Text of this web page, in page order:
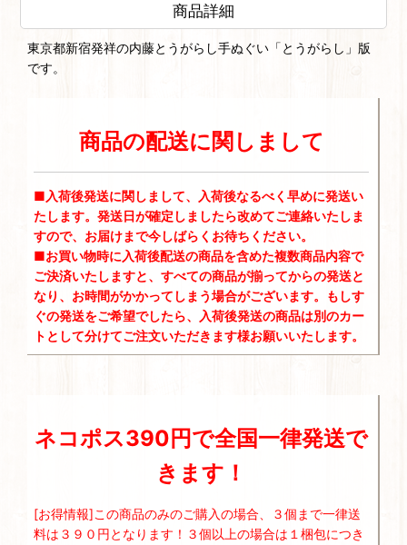
商品詳細
東京都新宿発祥の内藤とうがらし手ぬぐい「とうがらし」版
です。
商品の配送に関しまして
■入荷後発送に関しまして、入荷後なるべく早めに発送い
たします。発送日が確定しましたら改めてご連絡いたしま
すので、お届けまで今しばらくお待ちください。
■お買い物時に入荷後配送の商品を含めた複数商品内容で
ご決済いたしますと、すべての商品が揃ってからの発送と
なり、お時間がかかってしまう場合がございます。もしす
ぐの発送をご希望でしたら、入荷後発送の商品は別のカー
トとして分けてご注文いただきます様お願いいたします。
ネコポス390円で全国一律発送で
きます！
[お得情報]この商品のみのご購入の場合、３個まで一律送
料は３９０円となります！３個以上の場合は１梱包につき